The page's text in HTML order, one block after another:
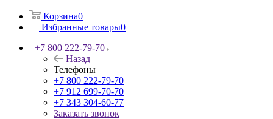
Корзина0
Избранные товары0
+7 800 222-79-70
Назад
Телефоны
+7 800 222-79-70
+7 912 699-70-70
+7 343 304-60-77
Заказать звонок